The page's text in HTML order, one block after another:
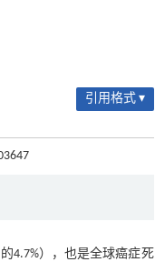
引用格式 ▾
4.7%），也是全球癌症死